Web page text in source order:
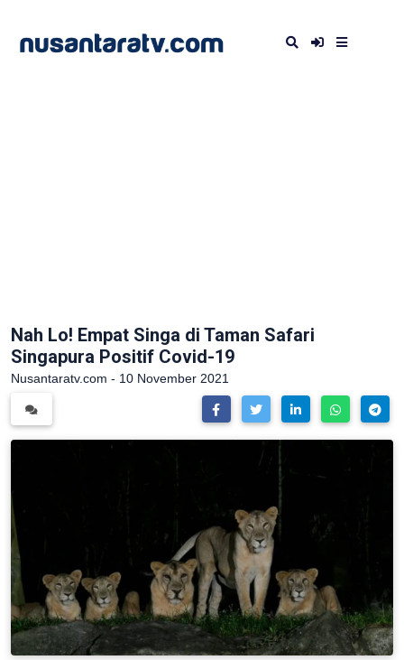
Nah Lo! Empat Singa di Taman Safari
Singapura Positif Covid-19
Nusantaratv.com - 10 November 2021